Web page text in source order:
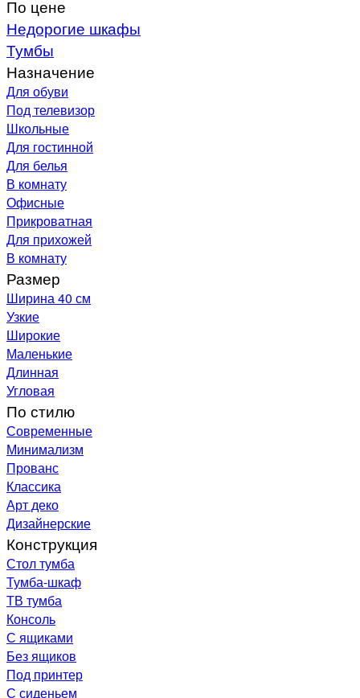
По цене
Недорогие шкафы
Тумбы
Назначение
Для обуви
Под телевизор
Школьные
Для гостинной
Для белья
В комнату
Офисные
Прикроватная
Для прихожей
В комнату
Размер
Ширина 40 см
Узкие
Широкие
Маленькие
Длинная
Угловая
По стилю
Современные
Минимализм
Прованс
Классика
Арт деко
Дизайнерские
Конструкция
Стол тумба
Тумба-шкаф
ТВ тумба
Консоль
С ящиками
Без ящиков
Под принтер
С сиденьем